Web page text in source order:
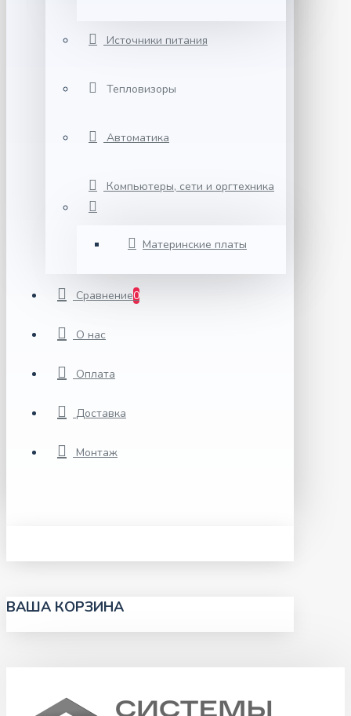
Источники питания
Тепловизоры
Автоматика
Компьютеры, сети и оргтехника
Материнские платы
Сравнение0
О нас
Оплата
Доставка
Монтаж
ВАША КОРЗИНА